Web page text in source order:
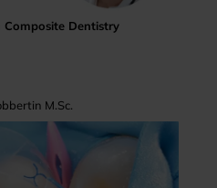
Composite Dentistry
M.Sc.